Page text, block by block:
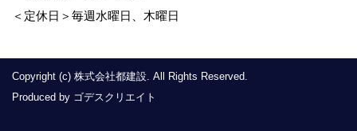
＜定休日＞毎週水曜日、木曜日
Copyright (c) 株式会社都建設. All Rights Reserved.
Produced by ゴデスクリエイト